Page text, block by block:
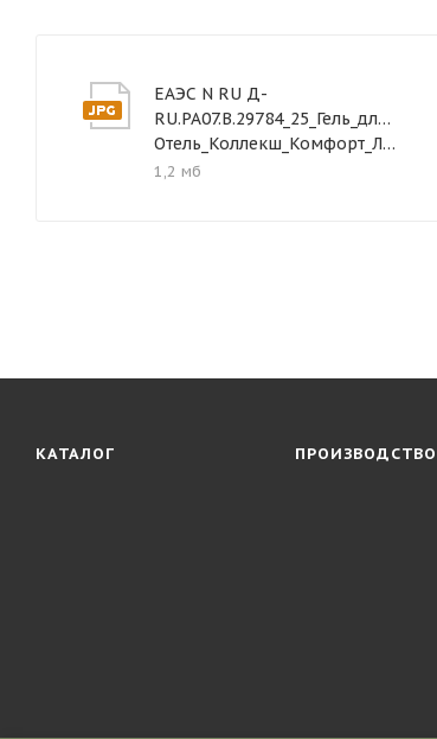
ЕАЭС N RU Д-
RU.РА07.В.29784_25_Гель_для_душа_
Отель_Коллекш_Комфорт_Лайн
1,2 мб
КАТАЛОГ ПРОИЗВОДСТВО